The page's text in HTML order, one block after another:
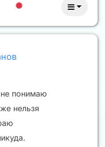
понимаю
нельзя